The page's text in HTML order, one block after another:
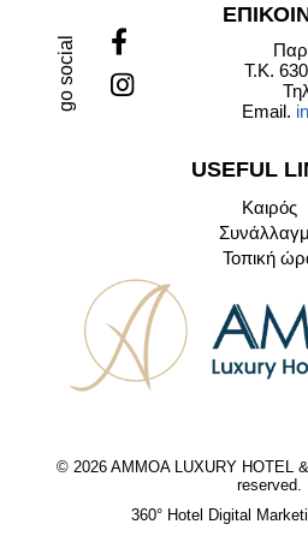
go social
Τ.Κ.
Email.
USEFUL
Καιρός
Τοπική
© 2026 AMMOA LUXURY HOTEL
reserved.
360° Hotel Digital